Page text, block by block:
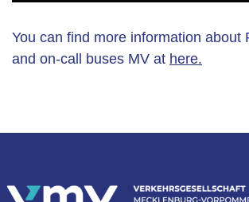
You can find more information about
and on-call buses MV at here.